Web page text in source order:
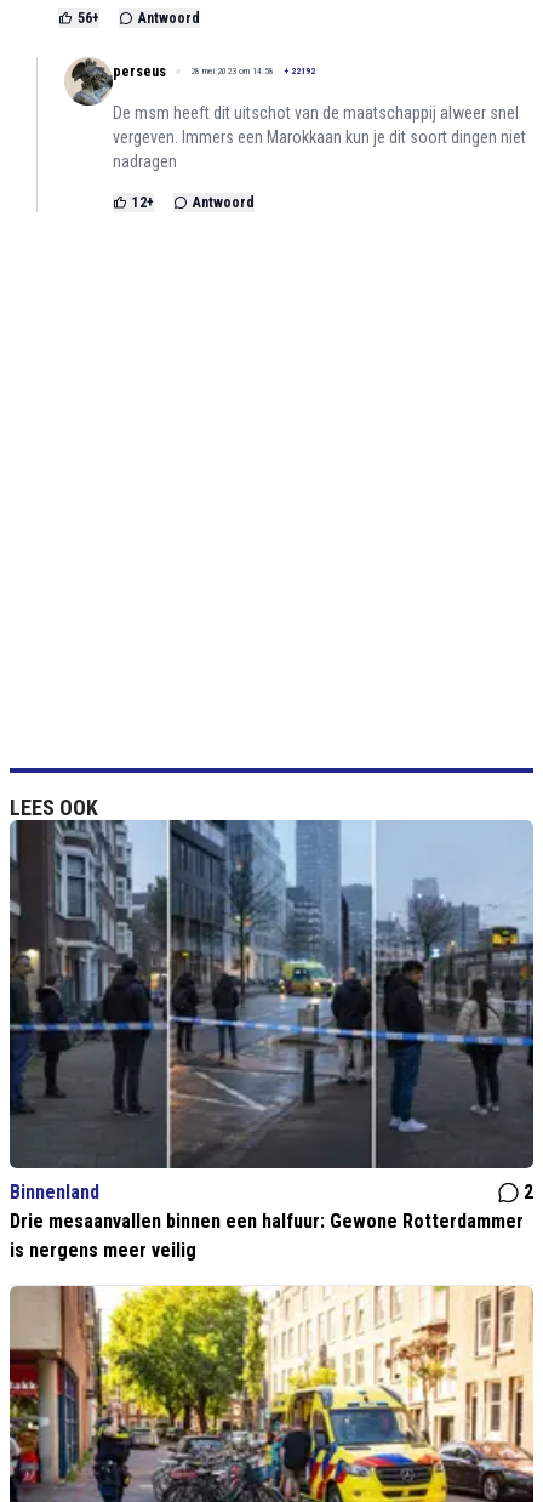
56+ Antwoord
perseus 28 mei 2023 om 14:58 + 22192
De msm heeft dit uitschot van de maatschappij alweer snel
vergeven. Immers een Marokkaan kun je dit soort dingen niet
nadragen
12+ Antwoord
LEES OOK
Binnenland
2
Drie mesaanvallen binnen een halfuur: Gewone Rotterdammer
is nergens meer veilig